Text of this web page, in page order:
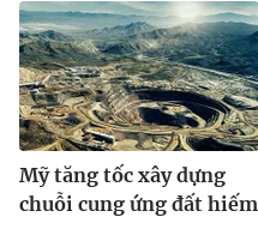
Mỹ tăng tốc xây dựng
chuỗi cung ứng đất hiếm